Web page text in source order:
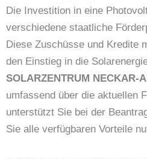
Die Investition in eine
verschiedene staatliche
Diese Zuschüsse und Kredite
den Einstieg in die
SOLARZENTRUM NECKAR-
umfassend über die aktuellen
unterstützt Sie bei der
Sie alle verfügbaren Vorteile